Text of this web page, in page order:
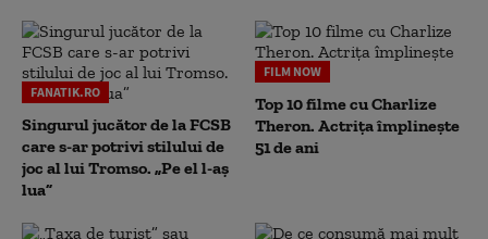
FANATIK.RO
Singurul jucător de la FCSB
care s-ar potrivi stilului de
joc al lui Tromso. „Pe el l-aș
lua”
FILM NOW
Top 10 filme cu Charlize
Theron. Actrița împlinește
51 de ani